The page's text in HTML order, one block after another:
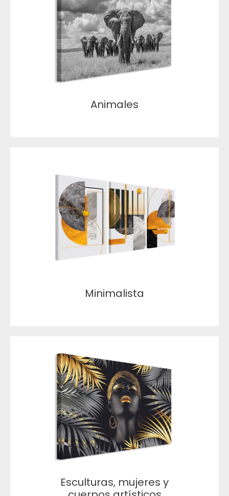
Animales
Minimalista
Esculturas, mujeres y